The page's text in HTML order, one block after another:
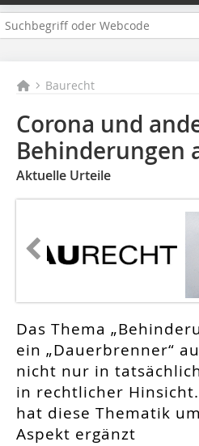
Baurecht
Corona und
Behinderungen
Aktuelle Urteile
Das Thema
ein „Dauerbrenner“
nicht nur in
in rechtlicher
hat diese Thematik
Aspekt ergänzt